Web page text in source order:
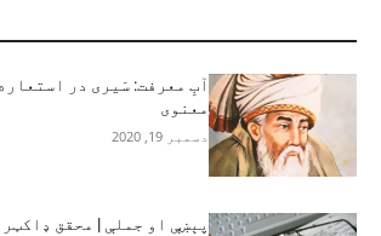
آبِ معرفت: سَیری در
معنوی
دسمبر 19, 2020
پېښې او جملې | محقق